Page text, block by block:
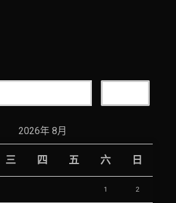
2026年 8月
三 四 五 六 日
1 2